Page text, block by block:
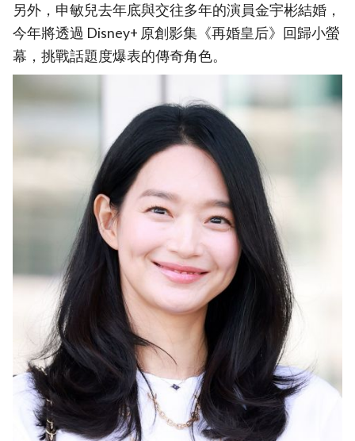
另外，申敏兒去年底與交往多年的演員金宇彬結婚，
今年將透過 Disney+ 原創影集《再婚皇后》回歸小螢
幕，挑戰話題度爆表的傳奇角色。